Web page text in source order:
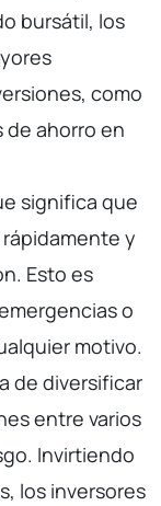
bursátil, los
como
de ahorro en
significa que
y
Esto es
o
motivo.
de diversificar
entre varios
Invirtiendo
los inversores